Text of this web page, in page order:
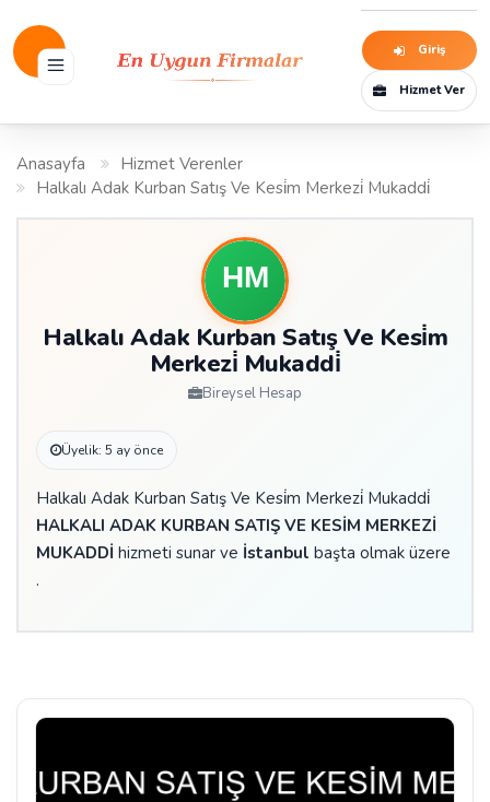
Giriş
Hizmet Ver
Anasayfa
Hizmet Verenler
Halkalı Adak Kurban Satış Ve Kesi̇m Merkezi̇ Mukaddi̇
Halkalı Adak Kurban Satış Ve Kesi̇m
Merkezi̇ Mukaddi̇
Bireysel Hesap
Üyelik: 5 ay önce
Halkalı Adak Kurban Satış Ve Kesi̇m Merkezi̇ Mukaddi̇
HALKALI ADAK KURBAN SATIŞ VE KESİM MERKEZİ
MUKADDİ hizmeti sunar ve İstanbul başta olmak üzere
.